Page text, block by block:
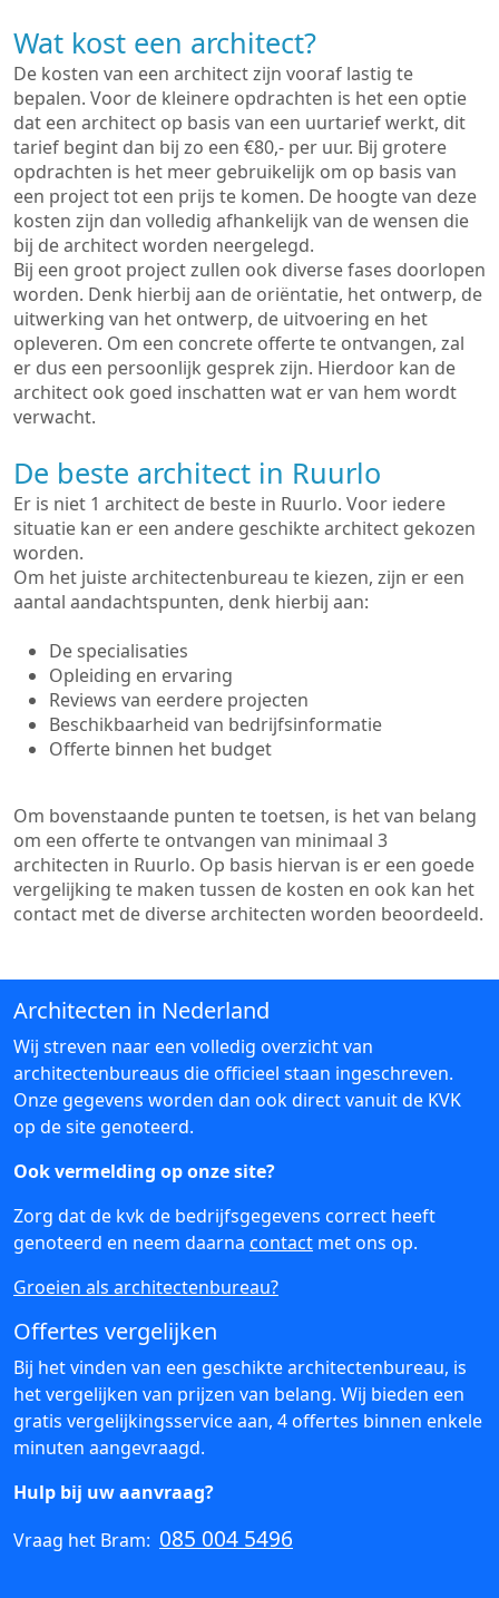
Wat kost een architect?
De kosten van een architect zijn vooraf lastig te
bepalen. Voor de kleinere opdrachten is het een optie
dat een architect op basis van een uurtarief werkt, dit
tarief begint dan bij zo een €80,- per uur. Bij grotere
opdrachten is het meer gebruikelijk om op basis van
een project tot een prijs te komen. De hoogte van deze
kosten zijn dan volledig afhankelijk van de wensen die
bij de architect worden neergelegd.
Bij een groot project zullen ook diverse fases doorlopen
worden. Denk hierbij aan de oriëntatie, het ontwerp, de
uitwerking van het ontwerp, de uitvoering en het
opleveren. Om een concrete offerte te ontvangen, zal
er dus een persoonlijk gesprek zijn. Hierdoor kan de
architect ook goed inschatten wat er van hem wordt
verwacht.
De beste architect in Ruurlo
Er is niet 1 architect de beste in Ruurlo. Voor iedere
situatie kan er een andere geschikte architect gekozen
worden.
Om het juiste architectenbureau te kiezen, zijn er een
aantal aandachtspunten, denk hierbij aan:
De specialisaties
Opleiding en ervaring
Reviews van eerdere projecten
Beschikbaarheid van bedrijfsinformatie
Offerte binnen het budget
Om bovenstaande punten te toetsen, is het van belang
om een offerte te ontvangen van minimaal 3
architecten in Ruurlo. Op basis hiervan is er een goede
vergelijking te maken tussen de kosten en ook kan het
contact met de diverse architecten worden beoordeeld.
Architecten in Nederland
Wij streven naar een volledig overzicht van
architectenbureaus die officieel staan ingeschreven.
Onze gegevens worden dan ook direct vanuit de KVK
op de site genoteerd.
Ook vermelding op onze site?
Zorg dat de kvk de bedrijfsgegevens correct heeft
genoteerd en neem daarna contact met ons op.
Groeien als architectenbureau?
Offertes vergelijken
Bij het vinden van een geschikte architectenbureau, is
het vergelijken van prijzen van belang. Wij bieden een
gratis vergelijkingsservice aan, 4 offertes binnen enkele
minuten aangevraagd.
Hulp bij uw aanvraag?
Vraag het Bram: 085 004 5496